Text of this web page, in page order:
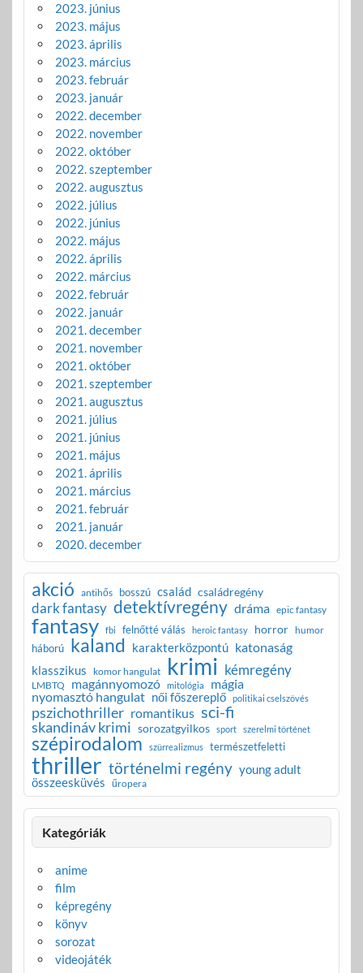
2023. június
2023. május
2023. április
2023. március
2023. február
2023. január
2022. december
2022. november
2022. október
2022. szeptember
2022. augusztus
2022. július
2022. június
2022. május
2022. április
2022. március
2022. február
2022. január
2021. december
2021. november
2021. október
2021. szeptember
2021. augusztus
2021. július
2021. június
2021. május
2021. április
2021. március
2021. február
2021. január
2020. december
akció antihős bosszú család családregény
dark fantasy detektívregény dráma epic fantasy
fantasy fbi felnőtté válás heroic fantasy horror humor
háború kaland karakterközpontú katonaság
klasszikus komor hangulat krimi kémregény
LMBTQ magánnyomozó mitológia mágia
nyomasztó hangulat női főszereplő politikai cselszövés
pszichothriller romantikus sci-fi
skandináv krimi sorozatgyilkos sport szerelmi történet
szépirodalom szürrealizmus természetfeletti
thriller történelmi regény young adult
összeesküvés űropera
Kategóriák
anime
film
képregény
könyv
sorozat
videojáték